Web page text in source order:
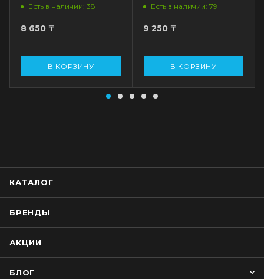
ракетки, белый/
Есть в наличии: 38
8 650 ₸
В КОРЗИНУ
ракетки, 2 волана,
Есть в наличии: 79
9 250 ₸
В КОРЗИНУ
КАТАЛОГ
БРЕНДЫ
АКЦИИ
БЛОГ